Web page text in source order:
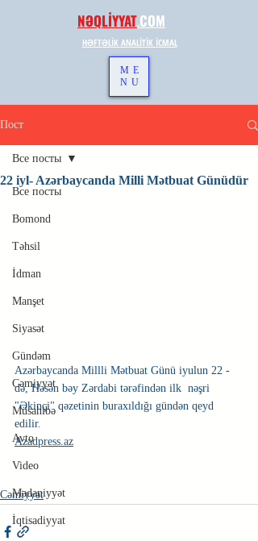
NƏQLİYYAT.COM
HƏFTƏLİK ANALİTİK İCMAL
ME
NU
Пост
Все посты
Bomond
Təhsil
İdman
Manşet
Siyasət
Gündəm
Cəmiyyət
Müsahibə
Avto
Video
Mədəniyyət
İqtisadiyyat
Все посты
22 iyl- Azərbaycanda Milli Mətbuat Günüdür
Azərbaycanda Millli Mətbuat Günü iyulun 22 -
də, Həsən bəy Zərdabi tərəfindən ilk  nəşri
"Əkinçi" qəzetinin buraxıldığı gündən qeyd
edilir.
Azadpress.az
Cəmiyyət